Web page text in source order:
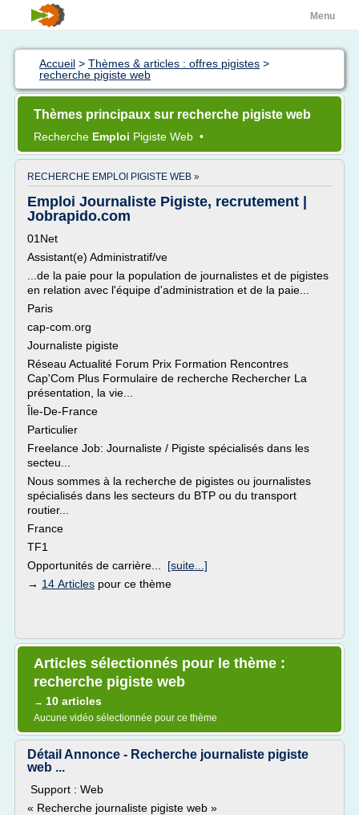
Menu
Accueil > Thèmes & articles : offres pigistes >
recherche pigiste web
Thèmes principaux sur recherche pigiste web
Recherche Emploi Pigiste Web •
RECHERCHE EMPLOI PIGISTE WEB »
Emploi Journaliste Pigiste, recrutement |
Jobrapido.com
01Net
Assistant(e) Administratif/ve
...de la paie pour la population de journalistes et de pigistes
en relation avec l'équipe d'administration et de la paie...
Paris
cap-com.org
Journaliste pigiste
Réseau Actualité Forum Prix Formation Rencontres
Cap'Com Plus Formulaire de recherche Rechercher La
présentation, la vie...
Île-De-France
Particulier
Freelance Job: Journaliste / Pigiste spécialisés dans les
secteu...
Nous sommes à la recherche de pigistes ou journalistes
spécialisés dans les secteurs du BTP ou du transport
routier...
France
TF1
Opportunités de carrière... [suite...]
→ 14 Articles pour ce thème
Articles sélectionnés pour le thème :
recherche pigiste web
→ 10 articles
Aucune vidéo sélectionnée pour ce thème
Détail Annonce - Recherche journaliste pigiste
web ...
Support : Web
« Recherche journaliste pigiste web »